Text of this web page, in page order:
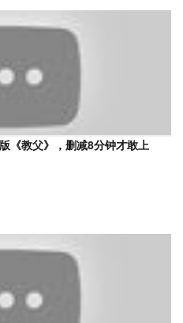
《教父》，删减8分钟才敢上